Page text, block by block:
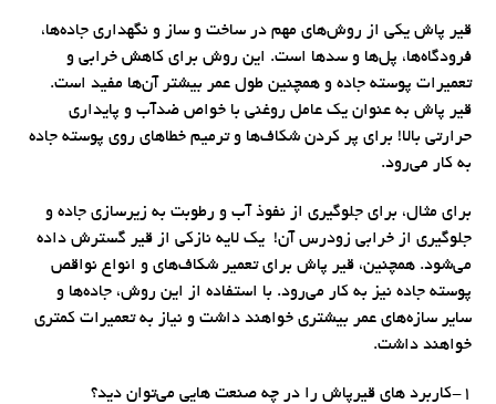
قیر پاش یکی از روش‌های مهم در ساخت و ساز و نگهداری جاده‌ها،
فرودگاه‌ها، پل‌ها و سدها است. این روش برای کاهش خرابی و
تعمیرات پوسته جاده و همچنین طول عمر بیشتر آن‌ها مفید است.
قیر پاش به عنوان یک عامل روغنی با خواص ضدآب و پایداری
حرارتی بالا! برای پر کردن شکاف‌ها و ترمیم خطاهای روی پوسته جاده
به کار می‌رود.
برای مثال، برای جلوگیری از نفوذ آب و رطوبت به زیرسازی جاده و
جلوگیری از خرابی زودرس آن! یک لایه نازکی از قیر گسترش داده
می‌شود. همچنین، قیر پاش برای تعمیر شکاف‌های و انواع نواقص
پوسته جاده نیز به کار می‌رود. با استفاده از این روش، جاده‌ها و
سایر سازه‌های عمر بیشتری خواهند داشت و نیاز به تعمیرات کمتری
خواهند داشت.
1-کاربرد های قیرپاش را در چه صنعت هایی می‌توان دید؟